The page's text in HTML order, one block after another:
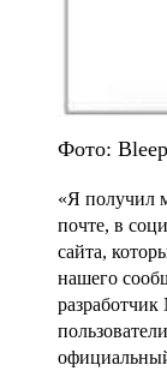
Фото:
«Я получил
почте, в
сайта,
нашего